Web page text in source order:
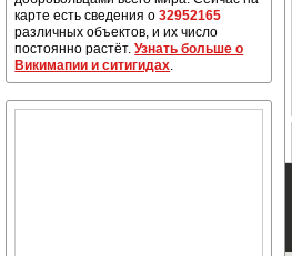
карте есть сведения о32952165
различных объектов, и их число
постоянно растёт.Узнать больше о
Викимапии и ситигидах.